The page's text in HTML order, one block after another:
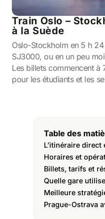
Train Oslo –
à la Suède
Oslo-Stockholm en 5 h
SJ3000, ou en un peu
Les billets commencent à
pour les étudiants et les
Table des
L’itinéraire direct
Horaires et
Billets, tarifs et
Quelle gare
Meilleure
Prague-Ostrava